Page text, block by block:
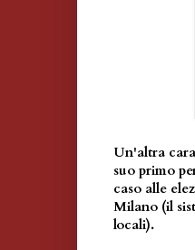
Un'altra
suo primo
caso alle
Milano (il
locali).